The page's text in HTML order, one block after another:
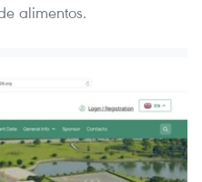
alimentos.